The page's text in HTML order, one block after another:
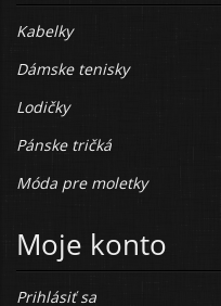
Kabelky
Dámske tenisky
Lodičky
Pánske tričká
Móda pre moletky
Moje konto
Prihlásiť sa